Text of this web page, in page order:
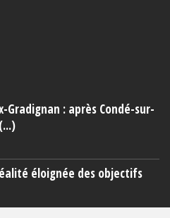
Gradignan : après Condé-sur-
éloignée des objectifs